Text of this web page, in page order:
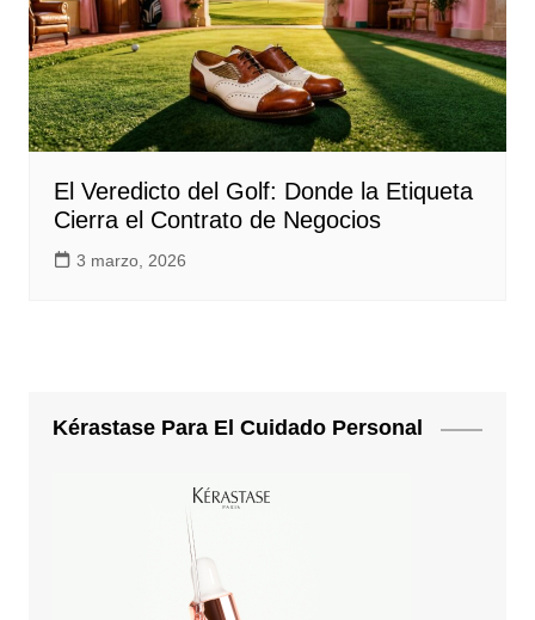
El Veredicto del Golf: Donde la Etiqueta
Cierra el Contrato de Negocios
3 marzo, 2026
Kérastase Para El Cuidado Personal